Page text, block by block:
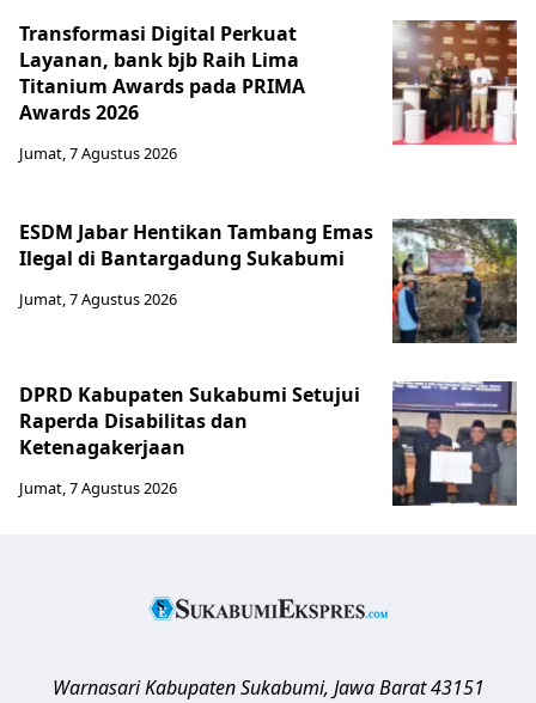
Transformasi Digital Perkuat
Layanan, bank bjb Raih Lima
Titanium Awards pada PRIMA
Awards 2026
Jumat, 7 Agustus 2026
ESDM Jabar Hentikan Tambang Emas
Ilegal di Bantargadung Sukabumi
Jumat, 7 Agustus 2026
DPRD Kabupaten Sukabumi Setujui
Raperda Disabilitas dan
Ketenagakerjaan
Jumat, 7 Agustus 2026
Warnasari Kabupaten Sukabumi, Jawa Barat 43151